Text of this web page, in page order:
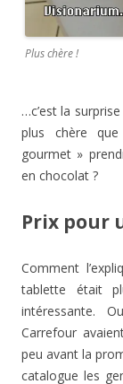
Plus chère !
…c’est la
plus chère
gourmet »
en chocolat ?
Prix pour
Comment
tablette était
intéressante.
Carrefour
peu avant la
catalogue les